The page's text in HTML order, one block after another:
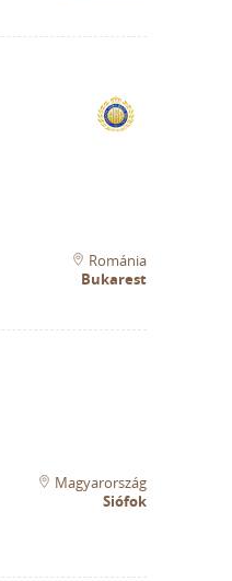
Románia
Bukarest
Magyarország
Siófok